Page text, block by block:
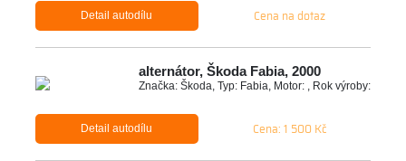
Detail autodílu Cena na dotaz
alternátor, Škoda Fabia, 2000
Značka: Škoda, Typ: Fabia, Motor: , Rok výroby:
Detail autodílu Cena: 1 500 Kč